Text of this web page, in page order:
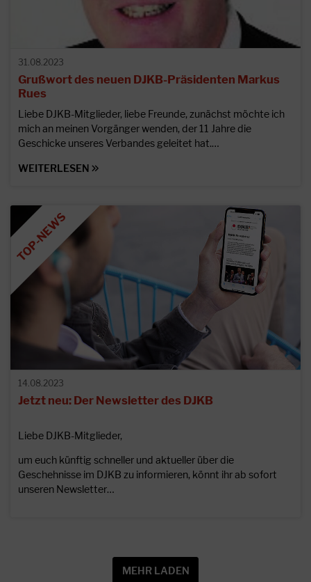
31.08.2023
Grußwort des neuen DJKB-Präsidenten Markus
Rues
Liebe DJKB-Mitglieder, liebe Freunde, zunächst möchte ich
mich an meinen Vorgänger wenden, der 11 Jahre die
Geschicke unseres Verbandes geleitet hat.…
WEITERLESEN
14.08.2023
Jetzt neu: Der Newsletter des DJKB
Liebe DJKB-Mitglieder,
um euch künftig schneller und aktueller über die
Geschehnisse im DJKB zu informieren, könnt ihr ab sofort
unseren Newsletter…
MEHR LADEN